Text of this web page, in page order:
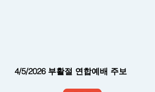
4/5/2026 부활절 연합예배 주보